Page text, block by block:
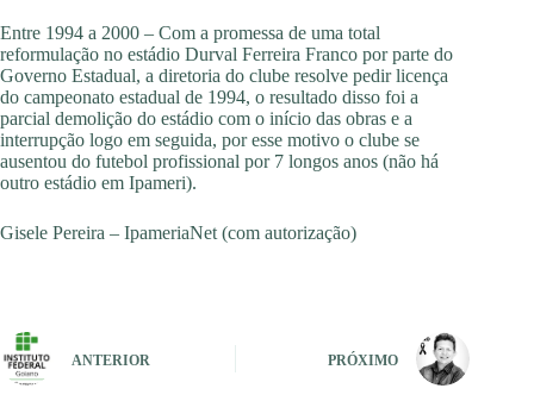
Entre 1994 a 2000 – Com a promessa de uma total
reformulação no estádio Durval Ferreira Franco por parte do
Governo Estadual, a diretoria do clube resolve pedir licença
do campeonato estadual de 1994, o resultado disso foi a
parcial demolição do estádio com o início das obras e a
interrupção logo em seguida, por esse motivo o clube se
ausentou do futebol profissional por 7 longos anos (não há
outro estádio em Ipameri).
Gisele Pereira – IpameriaNet (com autorização)
ANTERIOR PRÓXIMO